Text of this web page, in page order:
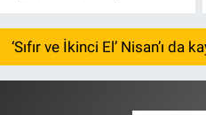
‘Sıfır ve İkinci El’ Nisan’ı da